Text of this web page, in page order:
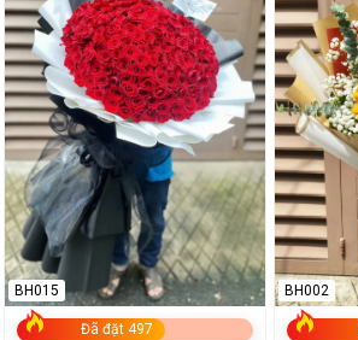
Đã đặt 497
BH015 BH002